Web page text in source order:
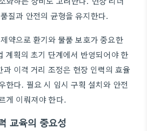
질과 안전의 균형을 유지한다.
약으로 환기와 물품 보호가 중요한
계획의 초기 단계에서 반영되어야 한
이격 거리 조정은 현장 인력의 효율
한다. 필요 시 임시 구획 설치와 안전
게 이뤄져야 한다.
교육의 중요성